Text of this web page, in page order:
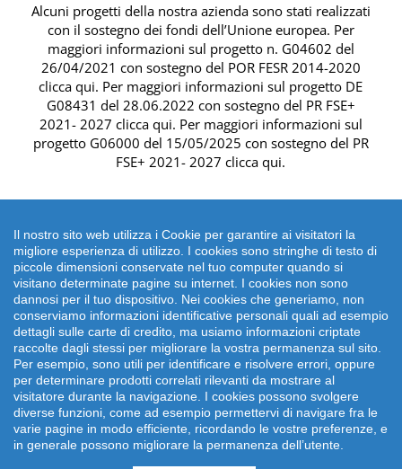
Il nostro sito web utilizza i Cookie per garantire ai visitatori la
migliore esperienza di utilizzo. I cookies sono stringhe di testo di
piccole dimensioni conservate nel tuo computer quando si
visitano determinate pagine su internet. I cookies non sono
dannosi per il tuo dispositivo. Nei cookies che generiamo, non
conserviamo informazioni identificative personali quali ad esempio
dettagli sulle carte di credito, ma usiamo informazioni criptate
raccolte dagli stessi per migliorare la vostra permanenza sul sito.
Per esempio, sono utili per identificare e risolvere errori, oppure
per determinare prodotti correlati rilevanti da mostrare al
visitatore durante la navigazione. I cookies possono svolgere
diverse funzioni, come ad esempio permettervi di navigare fra le
varie pagine in modo efficiente, ricordando le vostre preferenze, e
in generale possono migliorare la permanenza dell’utente.
Alcuni progetti della nostra azienda sono stati realizzati
con il sostegno dei fondi dell’Unione europea. Per
maggiori informazioni sul progetto n. G04602 del
26/04/2021 con sostegno del POR FESR 2014-2020
clicca qui. Per maggiori informazioni sul progetto DE
G08431 del 28.06.2022 con sostegno del PR FSE+
2021- 2027 clicca qui. Per maggiori informazioni sul
progetto G06000 del 15/05/2025 con sostegno del PR
FSE+ 2021- 2027 clicca qui.
Copyright 2026 emonsitalia srl. | Viale della Piramide
Cestia 1C, 00153 Roma - Italia | P.IVA: 09372641002